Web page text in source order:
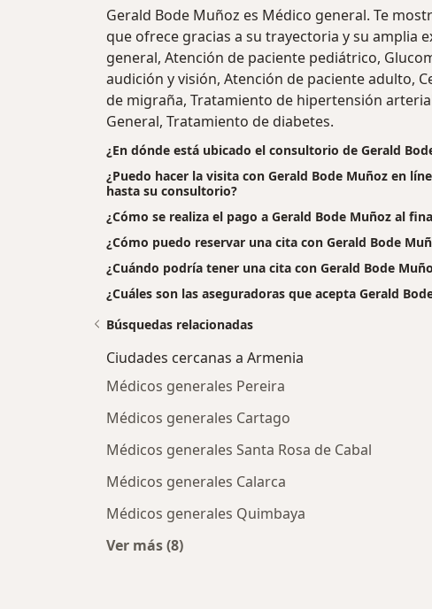
Gerald Bode Muñoz es Médico general. Te
que ofrece gracias a su trayectoria y su amplia
general, Atención de paciente pediátrico,
audición y visión, Atención de paciente adulto,
de migraña, Tratamiento de hipertensión
General, Tratamiento de diabetes.
¿En dónde está ubicado el consultorio de Gerald
¿Puedo hacer la visita con Gerald Bode Muñoz en
hasta su consultorio?
¿Cómo se realiza el pago a Gerald Bode Muñoz al
¿Cómo puedo reservar una cita con Gerald Bode
¿Cuándo podría tener una cita con Gerald Bode
¿Cuáles son las aseguradoras que acepta Gerald
Búsquedas relacionadas
Ciudades cercanas a Armenia
Médicos generales Pereira
Médicos generales Cartago
Médicos generales Santa Rosa de Cabal
Médicos generales Calarca
Médicos generales Quimbaya
Ver más (8)